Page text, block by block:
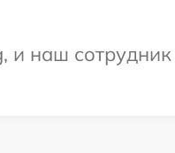
наш сотрудник